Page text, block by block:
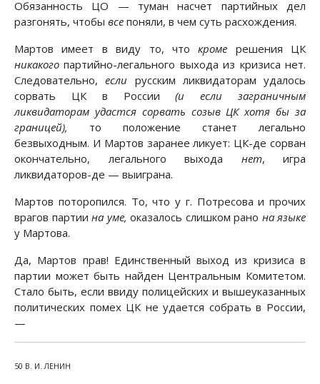
Обязанность ЦО — туман насчет партийных дел
разгонять, чтобы все поняли, в чем суть расхождения.
Мартов имеет в виду то, чтокроме решения ЦК
никакого партийно-легального выхода из кризиса нет.
Следовательно,если русским ликвидаторам удалось
сорвать ЦК в России(и если заграничным
ликвидаторам удастся сорвать созыв ЦК хотя бы за
границей), то положение станет легально
безвыходным. И Мартов заранее ликует: ЦК-де сорван
окончательно, легального выхода нет, игра
ликвидаторов-де — выиграна.
Мартов поторопился. То, что у г. Потресова и прочих
врагов партии на уме, оказалось слишком рано на языке
у Мартова.
Да, Мартов прав! Единственный выход из кризиса в
партии может быть найден Центральным Комитетом.
Стало быть, если ввиду полицейских и вышеуказанных
политических помех ЦК не удается собрать в России,
—
50 В. И. ЛЕНИН